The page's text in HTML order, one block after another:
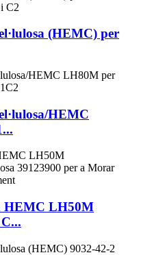
(HEMC) per
HEMC
HEMC LH50M